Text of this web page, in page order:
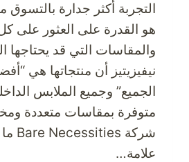
التجربة أكثر جدارة بالتسوق
هو القدرة على العثور على
والمقاسات التي قد يحتاجها
نيفيزيتيز أن منتجاتها هي
الجميع” وجميع الملابس
متوفرة بمقاسات متعددة
علامة…